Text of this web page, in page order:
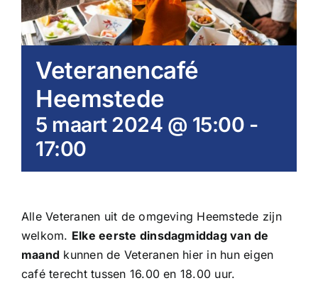
Veteranencafé
Heemstede
5 maart 2024 @ 15:00 -
17:00
Alle Veteranen uit de omgeving Heemstede zijn
welkom. Elke eerste dinsdagmiddag van de
maand kunnen de Veteranen hier in hun eigen
café terecht tussen 16.00 en 18.00 uur.